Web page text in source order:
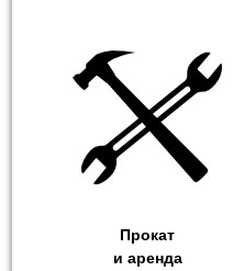
Прокат
и аренда